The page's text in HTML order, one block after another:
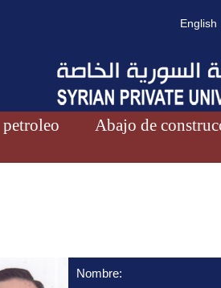
English
petroleo
Abajo de
Nombre: